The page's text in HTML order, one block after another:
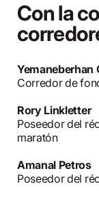
Con la
Yemaneberhan
Corredor de
Rory Linkletter
Poseedor del
maratón
Amanal Petros
Poseedor del